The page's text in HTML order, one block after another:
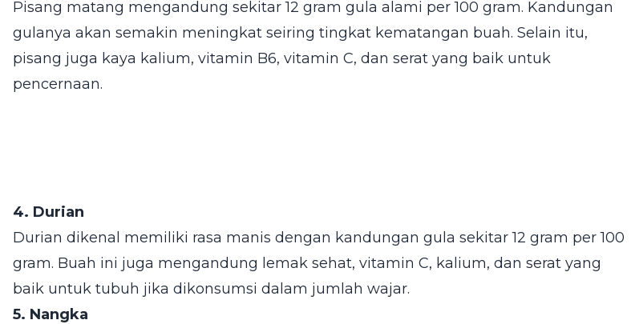
Pisang matang mengandung sekitar 12 gram gula alami per 100 gram. Kandungan
gulanya akan semakin meningkat seiring tingkat kematangan buah. Selain itu,
pisang juga kaya kalium, vitamin B6, vitamin C, dan serat yang baik untuk
pencernaan.
4. Durian
Durian dikenal memiliki rasa manis dengan kandungan gula sekitar 12 gram per 100
gram. Buah ini juga mengandung lemak sehat, vitamin C, kalium, dan serat yang
baik untuk tubuh jika dikonsumsi dalam jumlah wajar.
5. Nangka